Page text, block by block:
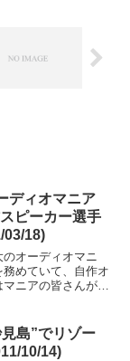
ディオマニア
ピーカー選手
03/18)
オーディオマニ
めていて、自作オ
ニアの皆さんが身
島”でリゾー
10/14)